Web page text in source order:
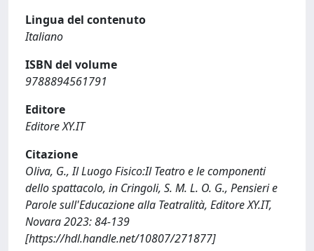
Lingua del contenuto
Italiano
ISBN del volume
9788894561791
Editore
Editore XY.IT
Citazione
Oliva, G., Il Luogo Fisico:Il Teatro e le componenti
dello spattacolo, in Cringoli, S. M. L. O. G., Pensieri e
Parole sull'Educazione alla Teatralità, Editore XY.IT,
Novara 2023: 84-139
[https://hdl.handle.net/10807/271877]